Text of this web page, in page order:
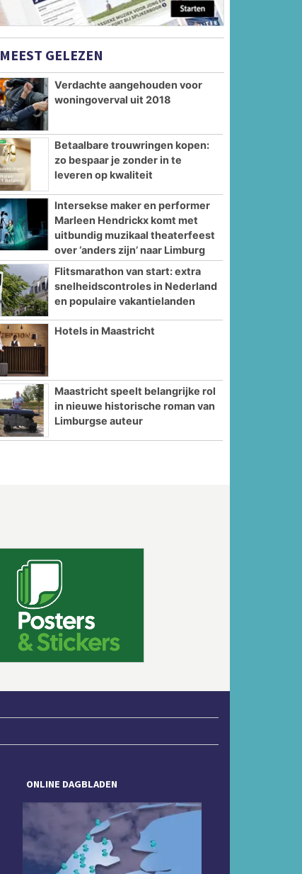
MEEST GELEZEN
Verdachte aangehouden voor
woningoverval uit 2018
Betaalbare trouwringen kopen:
zo bespaar je zonder in te
leveren op kwaliteit
Intersekse maker en performer
Marleen Hendrickx komt met
uitbundig muzikaal theaterfeest
over ‘anders zijn’ naar Limburg
Flitsmarathon van start: extra
snelheidscontroles in Nederland
en populaire vakantielanden
Hotels in Maastricht
Maastricht speelt belangrijke rol
in nieuwe historische roman van
Limburgse auteur
ONLINE DAGBLADEN